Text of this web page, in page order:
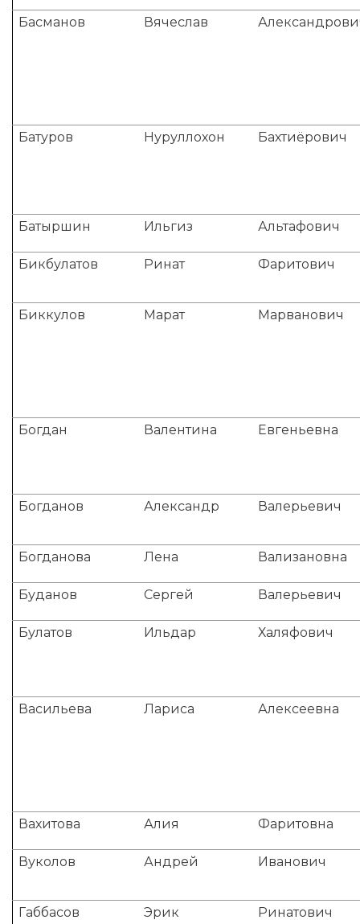
Басманов Вячеслав
Батуров Нуруллохон Бахтиёрович
Батыршин Ильгиз Альтафович
Бикбулатов Ринат Фаритович
Биккулов Марат Марванович
Богдан Валентина Евгеньевна
Богданов Александр Валерьевич
Богданова Лена Вализановна
Буданов Сергей Валерьевич
Булатов Ильдар Халяфович
Васильева Лариса Алексеевна
Вахитова Алия Фаритовна
Вуколов Андрей Иванович
Габбасов Эрик Ринатович